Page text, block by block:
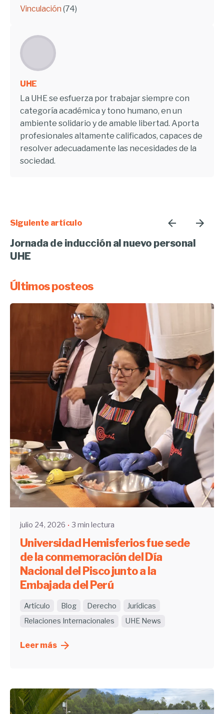
Vinculación (74)
UHE
La UHE se esfuerza por trabajar siempre con
categoría académica y tono humano, en un
ambiente solidario y de amable libertad. Aporta
profesionales altamente calificados, capaces de
resolver adecuadamente las necesidades de la
sociedad.
Siguiente artículo
Jornada de inducción al nuevo personal
UHE
Últimos posteos
Enviado por
UHE
julio 24, 2026 3 min lectura
Universidad Hemisferios fue sede
de la conmemoración del Día
Nacional del Pisco junto a la
Embajada del Perú
Artículo Blog Derecho
Jurídicas
Relaciones Internacionales
UHE News
Leer más